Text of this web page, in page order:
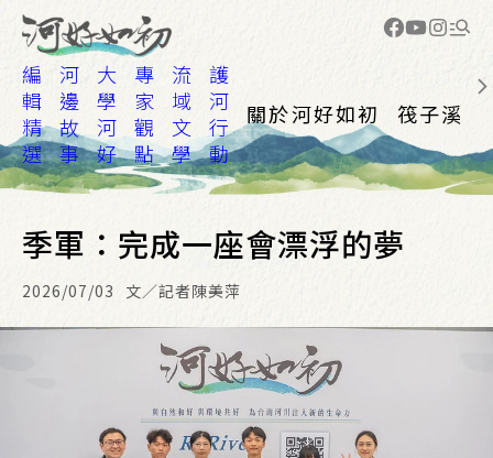
編
輯
精
選
河
邊
故
事
大
學
河
好
專
家
觀
點
流
域
文
學
護
河
行
動
關於河好如初 筏子溪
季軍：完成一座會漂浮的夢
2026/07/03 文／記者陳美萍